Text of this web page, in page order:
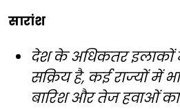
सारांश
देश के अधिकतर इलाकों
सक्रिय है, कई राज्यों में
बारिश और तेज हवाओं का